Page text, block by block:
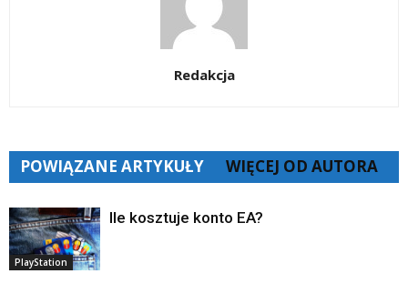
Redakcja
POWIĄZANE ARTYKUŁY WIĘCEJ OD AUTORA
PlayStation
Ile kosztuje konto EA?